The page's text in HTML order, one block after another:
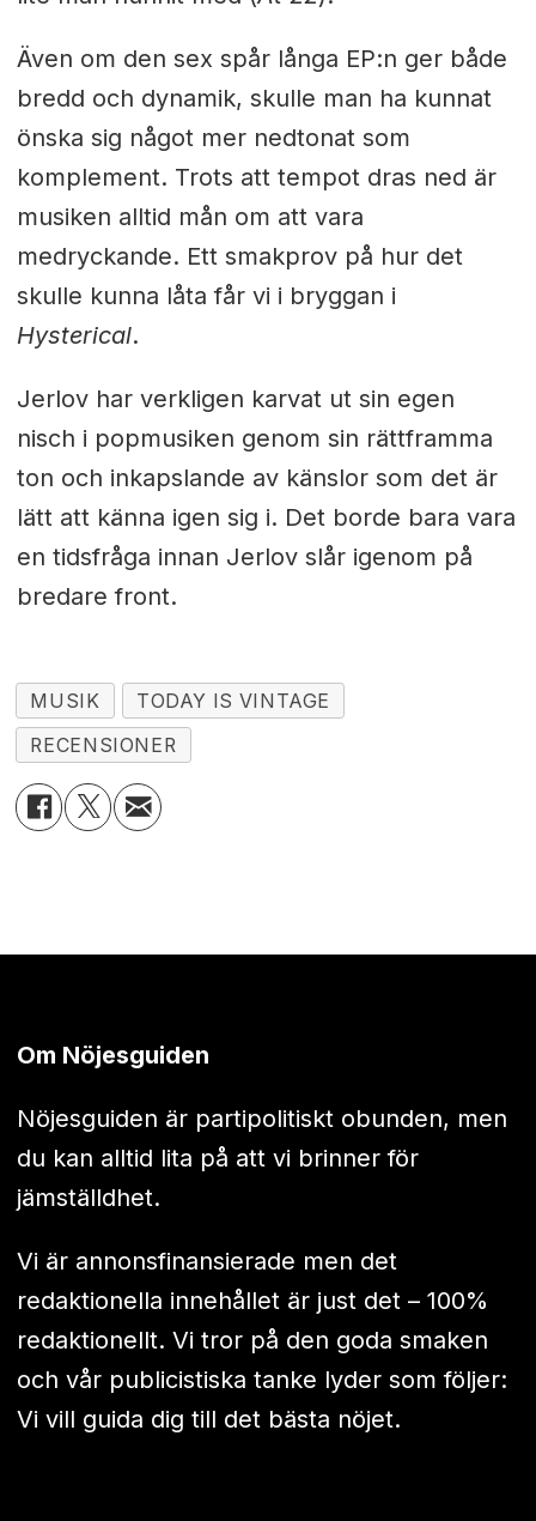
Även om den sex spår långa EP:n ger både
bredd och dynamik, skulle man ha kunnat
önska sig något mer nedtonat som
komplement. Trots att tempot dras ned är
musiken alltid mån om att vara
medryckande. Ett smakprov på hur det
skulle kunna låta får vi i bryggan i
Hysterical.
Jerlov har verkligen karvat ut sin egen
nisch i popmusiken genom sin rättframma
ton och inkapslande av känslor som det är
lätt att känna igen sig i. Det borde bara vara
en tidsfråga innan Jerlov slår igenom på
bredare front.
MUSIK
TODAY IS VINTAGE
RECENSIONER
Om Nöjesguiden
Nöjesguiden är partipolitiskt obunden, men
du kan alltid lita på att vi brinner för
jämställdhet.
Vi är annonsfinansierade men det
redaktionella innehållet är just det – 100%
redaktionellt. Vi tror på den goda smaken
och vår publicistiska tanke lyder som följer:
Vi vill guida dig till det bästa nöjet.